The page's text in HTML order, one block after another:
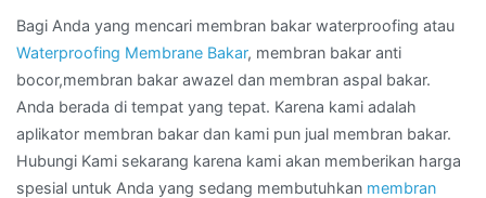
Bagi Anda yang mencari membran bakar waterproofing atau
Waterproofing Membrane Bakar, membran bakar anti
bocor,membran bakar awazel dan membran aspal bakar.
Anda berada di tempat yang tepat. Karena kami adalah
aplikator membran bakar dan kami pun jual membran bakar.
Hubungi Kami sekarang karena kami akan memberikan harga
spesial untuk Anda yang sedang membutuhkan membran